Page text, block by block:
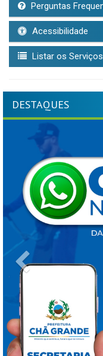
Perguntas
Acessibilidade
Listar os
DESTAQUES